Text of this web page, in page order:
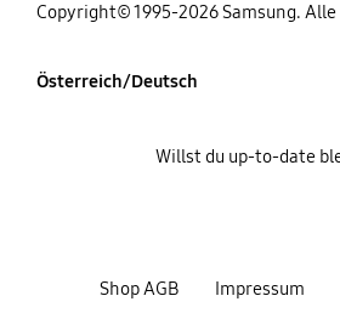
Copyright© 1995-2026 Samsung.
Österreich/Deutsch
Shop AGB Impressum
Willst du up-to-date